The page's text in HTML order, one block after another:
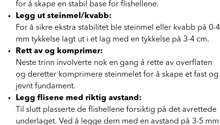
ved å fylle på med ny grus og deretter komprimere det
for å skape en stabil base for flishellene.
Legg ut steinmel/kvabb:
For å sikre ekstra stabilitet ble steinmel eller kvabb på 0-4
mm tykkelse lagt ut i et lag med en tykkelse på 3-4 cm.
Rett av og komprimer:
Neste trinn involverte nok en gang å rette av overflaten
og deretter komprimere steinmelet for å skape et fast og
jevnt fundament.
Legg flisene med riktig avstand:
Til slutt plasserte de flishellene forsiktig på det avrettede